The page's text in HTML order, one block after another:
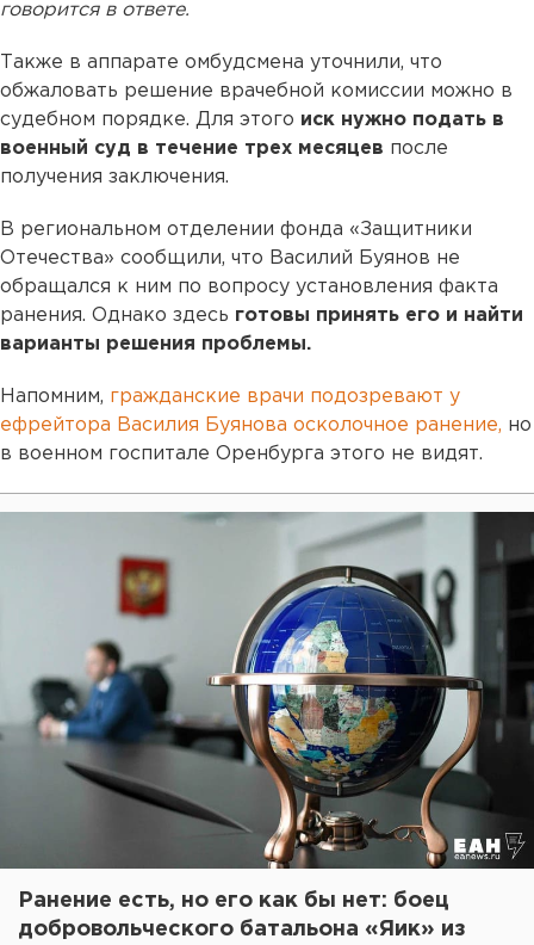
говорится в ответе.
Также в аппарате омбудсмена уточнили, что
обжаловать решение врачебной комиссии можно в
судебном порядке. Для этого иск нужно подать в
военный суд в течение трех месяцев после
получения заключения.
В региональном отделении фонда «Защитники
Отечества» сообщили, что Василий Буянов не
обращался к ним по вопросу установления факта
ранения. Однако здесь готовы принять его и найти
варианты решения проблемы.
Напомним, гражданские врачи подозревают у
ефрейтора Василия Буянова осколочное ранение, но
в военном госпитале Оренбурга этого не видят.
Ранение есть, но его как бы нет: боец
добровольческого батальона «Яик» из